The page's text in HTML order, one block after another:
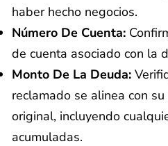
haber hecho negocios.
Número De Cuenta:
de cuenta asociado con la
Monto De La Deuda:
reclamado se alinea con
original, incluyendo
acumuladas.